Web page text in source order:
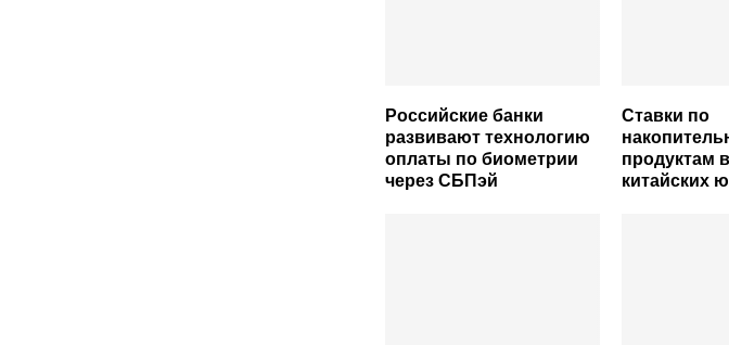
Российские банки
развивают технологию
оплаты по биометрии
через СБПэй
Ставки по
продуктам
китайских